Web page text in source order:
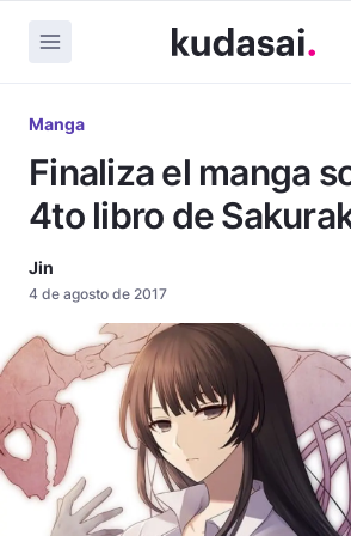
Manga
Finaliza el manga
4to libro de
Jin
4 de agosto de 2017